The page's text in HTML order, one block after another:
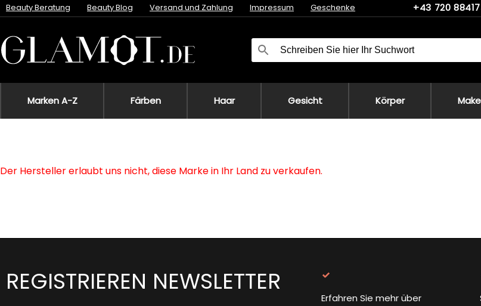
Beauty Beratung Beauty Blog Versand und Zahlung Impressum Geschenke +43 720
Marken A-Z Färben Haar Gesicht Körper
Der Hersteller erlaubt uns nicht, diese Marke in Ihr Land zu verkaufen.
REGISTRIEREN NEWSLETTER
Erfahren Sie mehr über